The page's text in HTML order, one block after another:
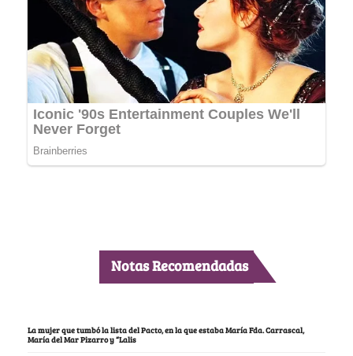
Notas Recomendadas
La mujer que tumbó la lista del Pacto, en la que estaba María Fda. Carrascal,
María del Mar Pizarro y “Lalis